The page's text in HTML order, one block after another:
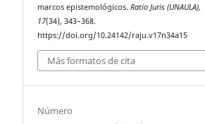
marcos epistemológicos.Ratio Juris (UNAULA),
17(34), 343–368.
https://doi.org/10.24142/raju.v17n34a15
Más formatos de cita
Número